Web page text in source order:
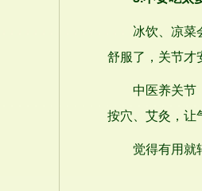
冰饮、凉菜会
舒服了，关节才
中医养关节，
按穴、艾灸，让
觉得有用就转